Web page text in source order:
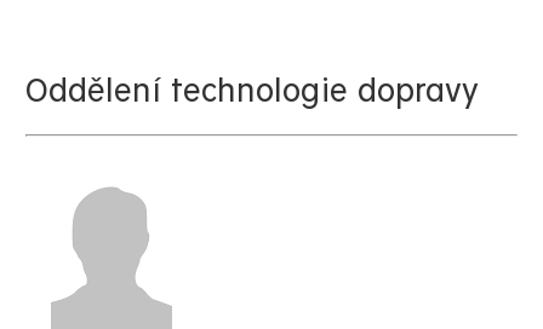
Oddělení technologie dopravy